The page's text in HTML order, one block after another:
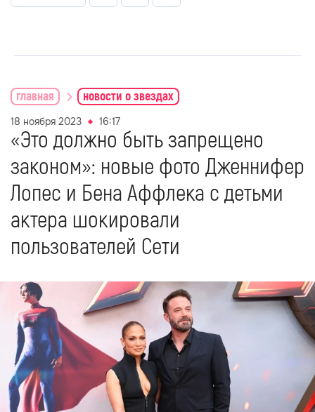
главная новости о звездах
18 ноября 2023 16:17
«Это должно быть запрещено
законом»: новые фото Дженнифер
Лопес и Бена Аффлека с детьми
актера шокировали
пользователей Сети